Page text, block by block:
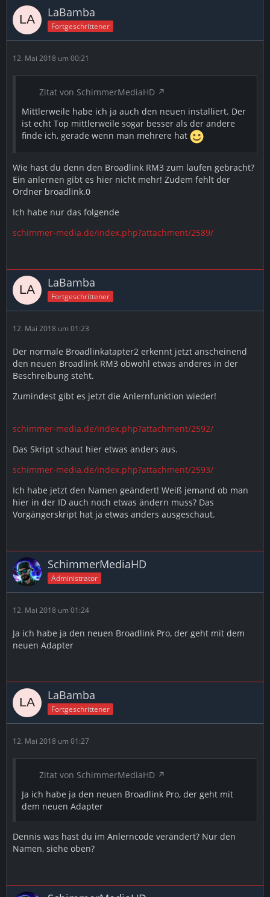
LaBamba
Fortgeschrittener
12. Mai 2018 um 00:21
Zitat von SchimmerMediaHD
Mittlerweile habe ich ja auch den neuen installiert. Der
ist echt Top mittlerweile sogar besser als der andere
finde ich, gerade wenn man mehrere hat
Wie hast du denn den Broadlink RM3 zum laufen gebracht?
Ein anlernen gibt es hier nicht mehr! Zudem fehlt der
Ordner broadlink.0
Ich habe nur das folgende
schimmer-media.de/index.php?attachment/2589/
LaBamba
Fortgeschrittener
12. Mai 2018 um 01:23
Der normale Broadlinkatapter2 erkennt jetzt anscheinend
den neuen Broadlink RM3 obwohl etwas anderes in der
Beschreibung steht.
Zumindest gibt es jetzt die Anlernfunktion wieder!
schimmer-media.de/index.php?attachment/2592/
Das Skript schaut hier etwas anders aus.
schimmer-media.de/index.php?attachment/2593/
Ich habe jetzt den Namen geändert! Weiß jemand ob man
hier in der ID auch noch etwas ändern muss? Das
Vorgängerskript hat ja etwas anders ausgeschaut.
SchimmerMediaHD
Administrator
12. Mai 2018 um 01:24
Ja ich habe ja den neuen Broadlink Pro, der geht mit dem
neuen Adapter
LaBamba
Fortgeschrittener
12. Mai 2018 um 01:27
Zitat von SchimmerMediaHD
Ja ich habe ja den neuen Broadlink Pro, der geht mit
dem neuen Adapter
Dennis was hast du im Anlerncode verändert? Nur den
Namen, siehe oben?